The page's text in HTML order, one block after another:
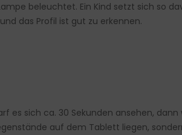
beleuchtet. Ein Kind setzt sich so
das Profil ist gut zu erkennen.
es sich ca. 30 Sekunden ansehen,
auf dem Tablett liegen,